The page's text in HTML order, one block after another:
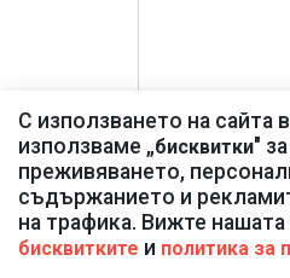
С използването на сайта
използваме „бисквитки"
преживяването,
съдържанието и
на трафика. Вижте нашата
бисквитките и политика за